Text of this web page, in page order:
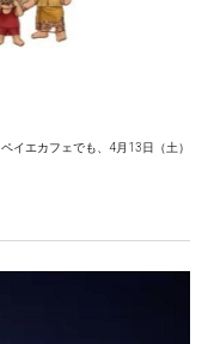
イエカフェでも、4月13日（土）